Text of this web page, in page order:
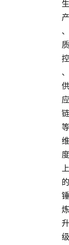
生
产
、
质
控
、
供
应
链
等
维
度
上
的
锤
炼
升
级